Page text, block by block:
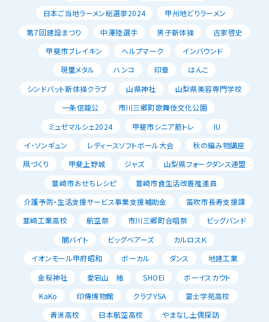
日本ご当地ラーメン総選挙2024
甲州地どりラーメン
第７回建設まつり
中澤陸選手 男子新体操
古家啓史
甲斐市ブレイキン
ヘルプマーク
インバウンド
現璽メタル
ハンコ 印章
はんこ
シンドバット新体操クラブ
山県神社
山梨県美容専門学校
一条信龍公
市川三郷町歌舞伎文化公園
ミュゼマルシェ2024
甲斐市シニア筋トレ
IU
イ･ソンギュン
レディースソフトボール大会
秋の編み物講座
凧づくり
甲斐上野城 ジャズ
山梨県フォークダンス連盟
韮崎市おせちレシピ
韮崎市食生活改善推進員
介護予防・生活支援サービス事業支援補助金
笛吹市長寿支援課
韮崎工業高校
航空祭 市川三郷町合唱祭
ビッグバンド
闇バイト
ビッグベアーズ
カルロスＫ
イオンモール甲府昭和
ボーカル ダンス
地建工業
金桜神社
愛宕山 結 SHOEI
ボーイスカウト
KaKo
印傳博物館 クラブYSA
富士学苑高校
青洲高校
日本航空高校
やまなし土偶探訪